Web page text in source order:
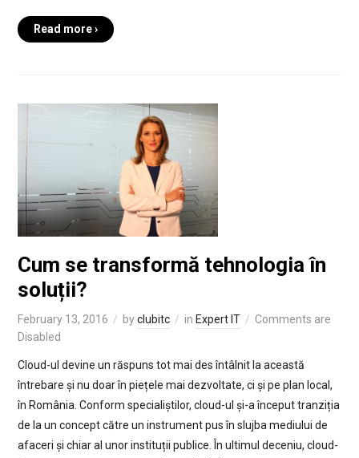
Read more ›
Cum se transformă tehnologia în
soluții?
February 13, 2016 byclubitc in Expert IT
Comments are
Disabled
Cloud-ul devine un răspuns tot mai des întâlnit la această
întrebare și nu doar în piețele mai dezvoltate, ci și pe plan local,
în România. Conform specialiștilor, cloud-ul și-a început tranziția
de la un concept către un instrument pus în slujba mediului de
afaceri și chiar al unor instituții publice. În ultimul deceniu, cloud-